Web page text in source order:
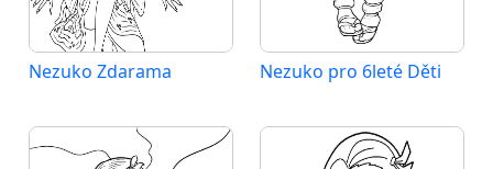
Nezuko Zdarama Nezuko pro 6leté Děti